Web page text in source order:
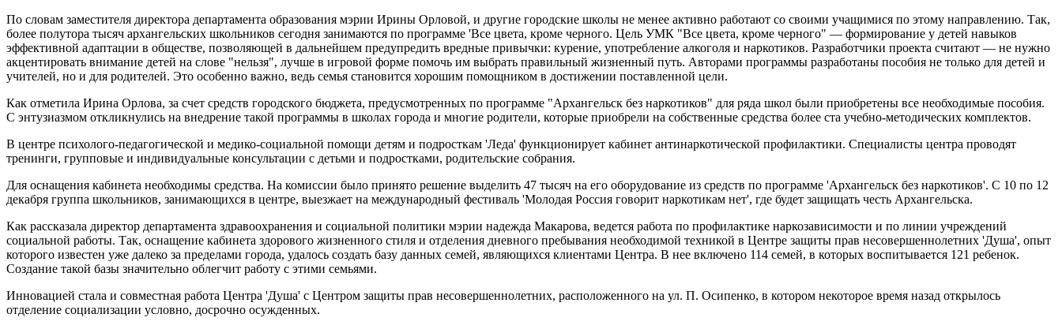
По словам заместителя директора департамента образования мэрии Ирины Орловой, и другие городские школы не менее активно работают со своими учащимися по этому направлению. Так,
более полутора тысяч архангельских школьников сегодня занимаются по программе 'Все цвета, кроме черного. Цель УМК "Все цвета, кроме черного" — формирование у детей навыков
эффективной адаптации в обществе, позволяющей в дальнейшем предупредить вредные привычки: курение, употребление алкоголя и наркотиков. Разработчики проекта считают — не нужно
акцентировать внимание детей на слове "нельзя", лучше в игровой форме помочь им выбрать правильный жизненный путь. Авторами программы разработаны пособия не только для детей и
учителей, но и для родителей. Это особенно важно, ведь семья становится хорошим помощником в достижении поставленной цели.
Как отметила Ирина Орлова, за счет средств городского бюджета, предусмотренных по программе "Архангельск без наркотиков" для ряда школ были приобретены все необходимые пособия.
С энтузиазмом откликнулись на внедрение такой программы в школах города и многие родители, которые приобрели на собственные средства более ста учебно-методических комплектов.
В центре психолого-педагогической и медико-социальной помощи детям и подросткам 'Леда' функционирует кабинет антинаркотической профилактики. Специалисты центра проводят
тренинги, групповые и индивидуальные консультации с детьми и подростками, родительские собрания.
Для оснащения кабинета необходимы средства. На комиссии было принято решение выделить 47 тысяч на его оборудование из средств по программе 'Архангельск без наркотиков'. С 10 по 12
декабря группа школьников, занимающихся в центре, выезжает на международный фестиваль 'Молодая Россия говорит наркотикам нет', где будет защищать честь Архангельска.
Как рассказала директор департамента здравоохранения и социальной политики мэрии надежда Макарова, ведется работа по профилактике наркозависимости и по линии учреждений
социальной работы. Так, оснащение кабинета здорового жизненного стиля и отделения дневного пребывания необходимой техникой в Центре защиты прав несовершеннолетних 'Душа', опыт
которого известен уже далеко за пределами города, удалось создать базу данных семей, являющихся клиентами Центра. В нее включено 114 семей, в которых воспитывается 121 ребенок.
Создание такой базы значительно облегчит работу с этими семьями.
Инновацией стала и совместная работа Центра 'Душа' с Центром защиты прав несовершеннолетних, расположенного на ул. П. Осипенко, в котором некоторое время назад открылось
отделение социализации условно, досрочно осужденных.